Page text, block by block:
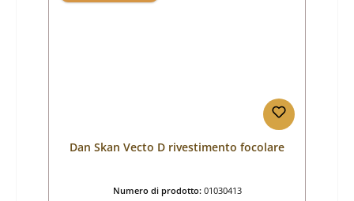
Dan Skan Vecto D rivestimento focolare
Numero di prodotto: 01030413